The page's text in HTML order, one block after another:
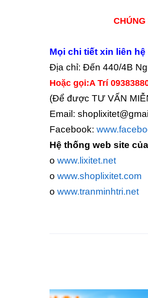
Mọi chi tiết xin liên hệ
Địa chỉ: Đến 440/4B
Hoặc gọi:A Trí
(Để được TƯ VẤN
Email:
Facebook:
Hệ thống web site
o www.lixitet.net
o www.shoplixitet.com
o www.tranminhtri.net